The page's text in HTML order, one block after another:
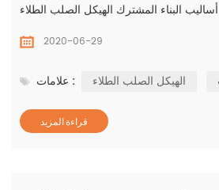
أساليب البناء المشترك الهيكل الصلب الطلاء
2020-06-29
علامات : الهيكل الصلب الطلاء
قراءة المزيد